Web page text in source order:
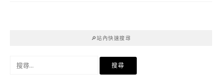
🔎站內快速搜尋